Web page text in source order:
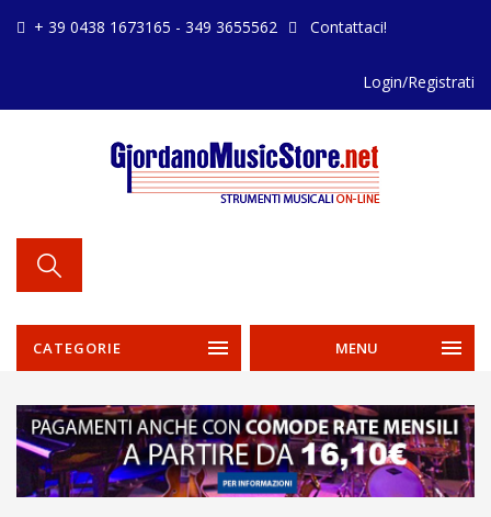
+ 39 0438 1673165 - 349 3655562 Contattaci!
Login/Registrati
CATEGORIE MENU